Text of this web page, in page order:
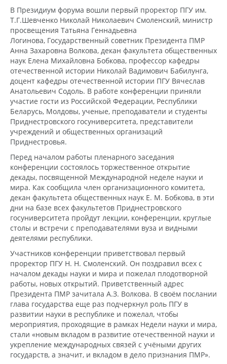
В Президиум форума вошли первый проректор ПГУ им.
Т.Г.Шевченко Николай Николаевич Смоленский, министр
просвещения Татьяна Геннадьевна
Логинова, Государственный советник Президента ПМР
Анна Захаровна Волкова, декан факультета общественных
наук Елена Михайловна Бобкова, профессор кафедры
отечественной истории Николай Вадимович Бабилунга,
доцент кафедры отечественной истории ПГУ Вячеслав
Анатольевич Содоль. В работе конференции приняли
участие гости из Российской Федерации, Республики
Беларусь, Молдовы, ученые, преподаватели и студенты
Приднестровского госуниверситета, представители
учреждений и общественных организаций
Приднестровья.
Перед началом работы пленарного заседания
конференции состоялось торжественное открытие
декады, посвященной Международной неделе науки и
мира. Как сообщила член организационного комитета,
декан факультета общественных наук Е. М. Бобкова, в эти
дни на базе всех факультетов Приднестровского
госуниверситета пройдут лекции, конференции, круглые
столы и встречи с преподавателями вуза и видными
деятелями республики.
Участников конференции приветствовал первый
проректор ПГУ Н. Н. Смоленский. Он поздравил всех с
началом декады науки и мира и пожелал плодотворной
работы, новых открытий. Приветственный адрес
Президента ПМР зачитала А.З. Волкова. В своём послании
глава государства еще раз подчеркнул роль ПГУ в
развитии науки в республике и пожелал, чтобы
мероприятия, проходящие в рамках Недели науки и мира,
стали «новым вкладом в развитие отечественной науки и
укрепление международных связей с учёными других
государств, а значит, и вкладом в дело признания ПМР».